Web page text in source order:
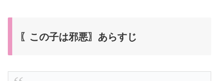
〖この子は邪悪〗あらすじ